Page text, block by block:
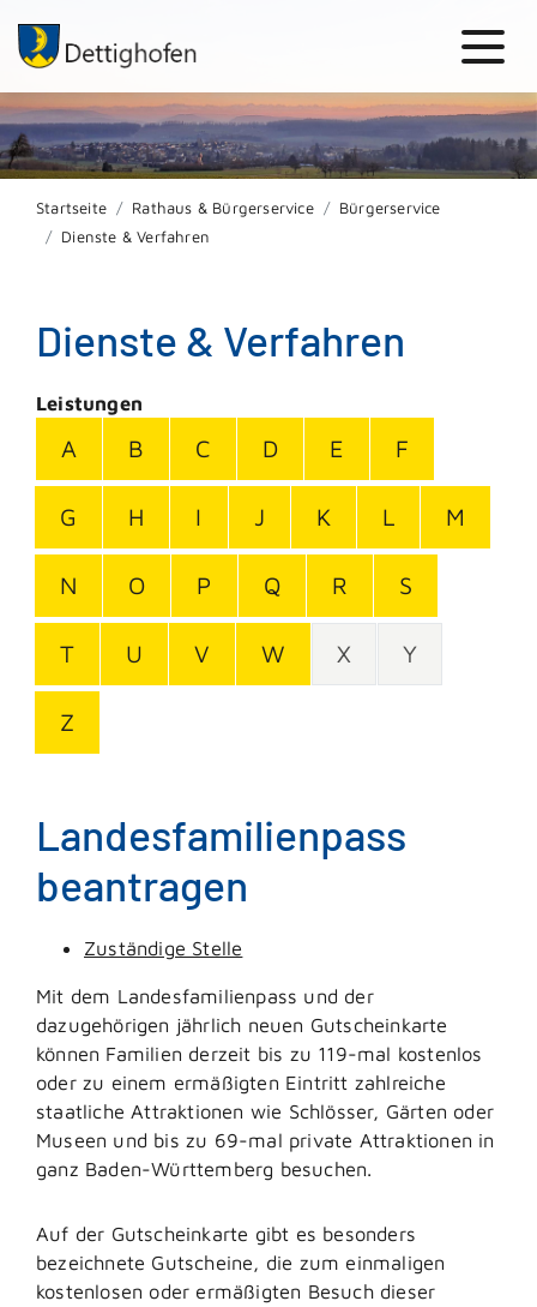
Startseite Rathaus & Bürgerservice
Bürgerservice
Dienste & Verfahren
Dienste & Verfahren
Leistungen
A B C D E F
G H I J K L M
N O P Q R S
T U V W X Y
Z
Landesfamilienpass
beantragen
Zuständige Stelle
Mit dem Landesfamilienpass und der
dazugehörigen jährlich neuen Gutscheinkarte
können Familien derzeit bis zu 119-mal kostenlos
oder zu einem ermäßigten Eintritt zahlreiche
staatliche Attraktionen wie Schlösser, Gärten oder
Museen und bis zu 69-mal private Attraktionen in
ganz Baden-Württemberg besuchen.
Auf der Gutscheinkarte gibt es besonders
bezeichnete Gutscheine, die zum einmaligen
kostenlosen oder ermäßigten Besuch dieser